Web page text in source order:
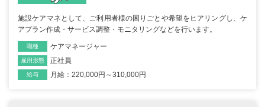
施設ケアマネとして、ご利用者様の困りごとや希望をヒアリングし、ケ
アプラン作成・サービス調整・モニタリングなどを行います。
職種 ケアマネージャー
雇用形態 正社員
給与 月給：220,000円～310,000円